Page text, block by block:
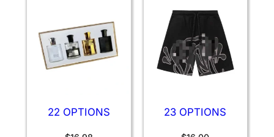
22 OPTIONS 23 OPTIONS